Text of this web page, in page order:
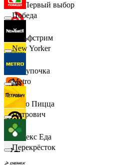
B1 Первый выбор
Гольфстрим
Покупочка
Додо Пицца
Яндекс Еда
Победа
New Yorker
Metro
Петрович
Перекрёсток